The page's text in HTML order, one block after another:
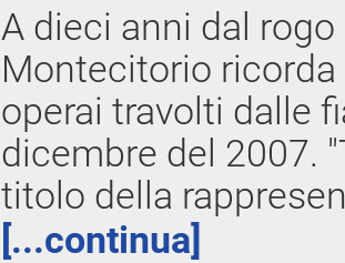
A dieci anni dal
Montecitorio
operai travolti dalle
dicembre del 2007.
titolo della
[...continua]